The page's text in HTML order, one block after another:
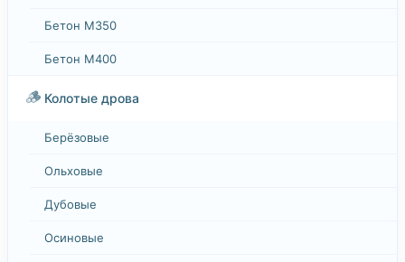
Бетон М350
Бетон М400
🪵 Колотые дрова
Берёзовые
Ольховые
Дубовые
Осиновые